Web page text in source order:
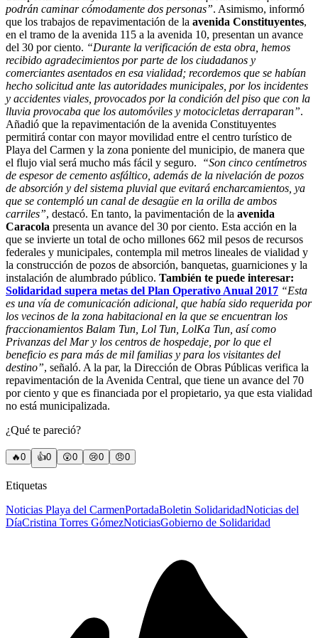
podrán caminar cómodamente dos personas”. Asimismo, informó
que los trabajos de repavimentación de la avenida Constituyentes,
en el tramo de la avenida 115 a la avenida 10, presentan un avance
del 30 por ciento. “Durante la verificación de esta obra, hemos
recibido agradecimientos por parte de los ciudadanos y
comerciantes asentados en esa vialidad; recordemos que se habían
hecho solicitud ante las autoridades municipales, por los incidentes
y accidentes viales, provocados por la condición del piso que con la
lluvia provocaba que los automóviles y motocicletas derraparan”.
Añadió que la repavimentación de la avenida Constituyentes
permitirá contar con mayor movilidad entre el centro turístico de
Playa del Carmen y la zona poniente del municipio, de manera que
el flujo vial será mucho más fácil y seguro.
“Son cinco centímetros
de espesor de cemento asfáltico, además de la nivelación de pozos
de absorción y del sistema pluvial que evitará encharcamientos, ya
que se contempló un canal de desagüe en la orilla de ambos
carriles”, destacó. En tanto, la pavimentación de la avenida
Caracola presenta un avance del 30 por ciento. Esta acción en la
que se invierte un total de ocho millones 662 mil pesos de recursos
federales y municipales, contempla mil metros lineales de vialidad y
la construcción de pozos de absorción, banquetas, guarniciones y la
instalación de alumbrado público. También te puede interesar:
Solidaridad supera metas del Plan Operativo Anual 2017 “Esta
es una vía de comunicación adicional, que había sido requerida por
los vecinos de la zona habitacional en la que se encuentran los
fraccionamientos Balam Tun, Lol Tun, LolKa Tun, así como
Privanzas del Mar y los centros de hospedaje, por lo que el
beneficio es para más de mil familias y para los visitantes del
destino”, señaló. A la par, la Dirección de Obras Públicas verifica la
repavimentación de la Avenida Central, que tiene un avance del 70
por ciento y que es financiada por el propietario, ya que esta vialidad
no está municipalizada.
¿Qué te pareció?
🔥0 👍0 😲0 😢0 😠0
Etiquetas
Noticias Playa del CarmenPortadaBoletin SolidaridadNoticias del
DíaCristina Torres GómezNoticiasGobierno de Solidaridad